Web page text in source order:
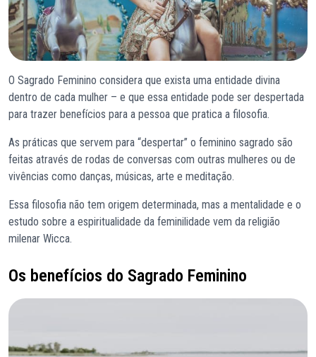
O Sagrado Feminino considera que exista uma entidade divina
dentro de cada mulher – e que essa entidade pode ser despertada
para trazer benefícios para a pessoa que pratica a filosofia.
As práticas que servem para “despertar” o feminino sagrado são
feitas através de rodas de conversas com outras mulheres ou de
vivências como danças, músicas, arte e meditação.
Essa filosofia não tem origem determinada, mas a mentalidade e o
estudo sobre a espiritualidade da feminilidade vem da religião
milenar Wicca.
Os benefícios do Sagrado Feminino